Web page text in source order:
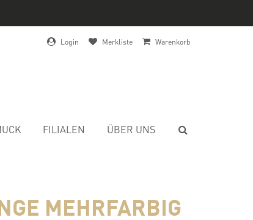
Login Merkliste Warenkorb
FILIALEN ÜBER UNS
MEHRFARBIG